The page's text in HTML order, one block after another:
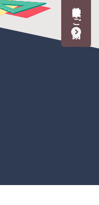
教科書献本のご案内